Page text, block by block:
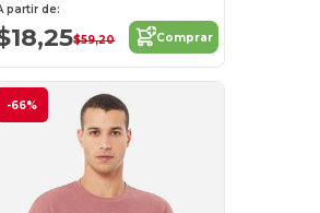
partir de:
$59,20 Comprar
-66%